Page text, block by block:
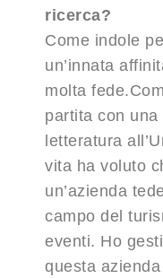
ricerca?
Come indole
un’innata
molta
partita con
letteratura
vita ha voluto
un’azienda
campo del
eventi. Ho
questa